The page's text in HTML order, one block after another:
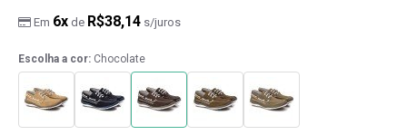
Em 6x de R$38,14 s/juros
Escolha a cor: Chocolate